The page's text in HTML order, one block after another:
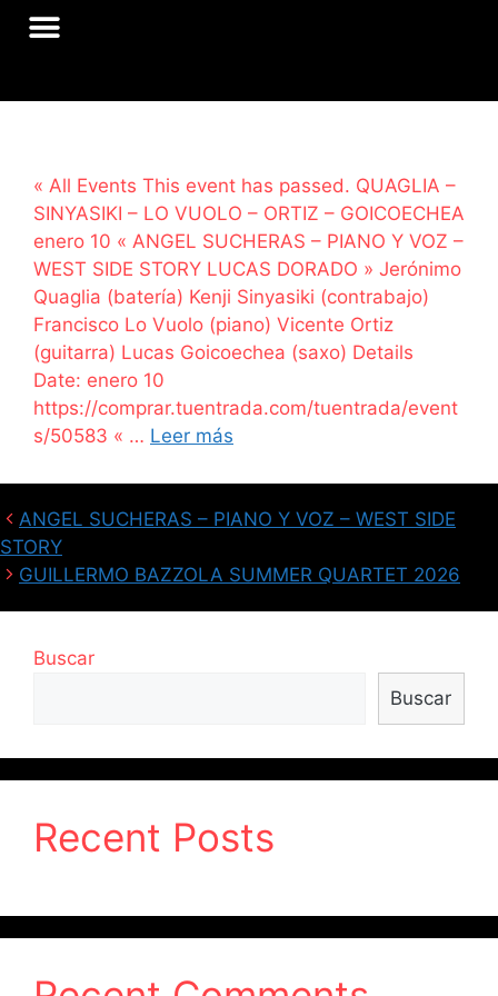
« All Events This event has passed. QUAGLIA –
SINYASIKI – LO VUOLO – ORTIZ – GOICOECHEA
enero 10 « ANGEL SUCHERAS – PIANO Y VOZ –
WEST SIDE STORY LUCAS DORADO » Jerónimo
Quaglia (batería) Kenji Sinyasiki (contrabajo)
Francisco Lo Vuolo (piano) Vicente Ortiz
(guitarra) Lucas Goicoechea (saxo) Details
Date: enero 10
https://comprar.tuentrada.com/tuentrada/event
s/50583 « … Leer más
ANGEL SUCHERAS – PIANO Y VOZ – WEST SIDE
STORY
GUILLERMO BAZZOLA SUMMER QUARTET 2026
Buscar
Buscar
Recent Posts